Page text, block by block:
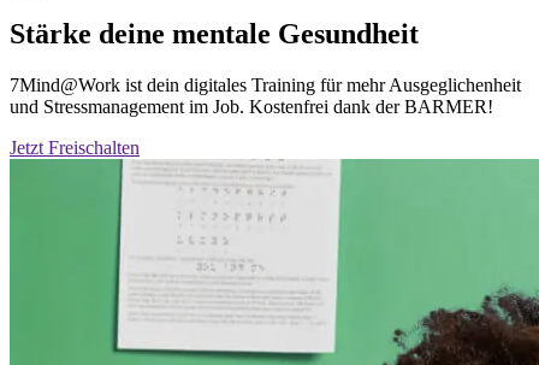
Stärke deine mentale Gesundheit
7Mind@Work ist dein digitales Training für mehr Ausgeglichenheit
und Stressmanagement im Job. Kostenfrei dank der BARMER!
Jetzt Freischalten